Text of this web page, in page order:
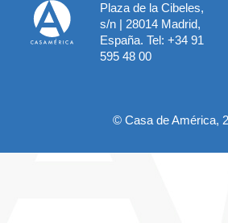
Plaza de la Cibeles,
s/n | 28014 Madrid,
España. Tel: +34 91
595 48 00
© Casa de América,